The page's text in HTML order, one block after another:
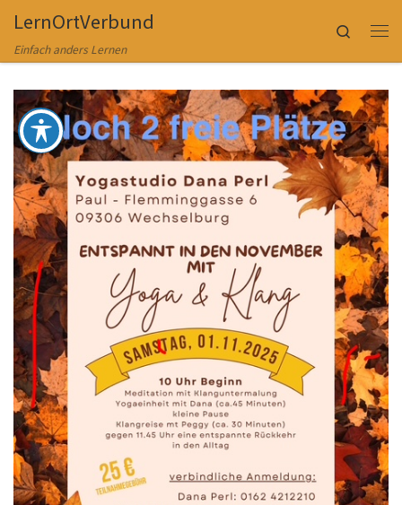
Zum Inhalt springen
LernOrtVerbund
Einfach anders Lernen
Search